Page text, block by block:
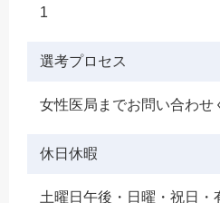
1
選考プロセス
女性医局までお問い合わせ
休日休暇
土曜日午後・日曜・祝日・